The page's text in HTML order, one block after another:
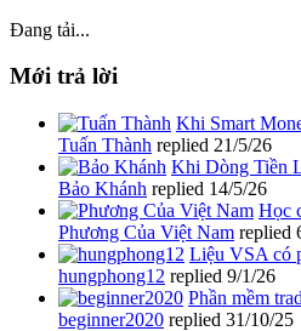
Đang tải...
Mới trả lời
Khi Smart
Tuấn Thành replied 21/5/26
Khi Dòng Tiền
Bảo Khánh replied 14/5/26
Học
Phương Của Việt Nam replied
Liệu VSA có
hungphong12 replied 9/1/26
Phần mềm
beginner2020 replied 31/10/25